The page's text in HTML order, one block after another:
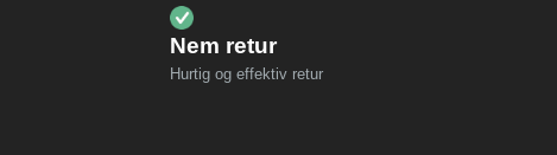
Nem retur
Hurtig og effektiv retur